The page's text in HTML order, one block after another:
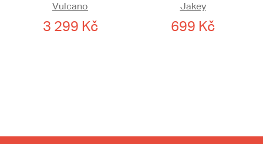
Vulcano
3 299 Kč
Jakey
699 Kč